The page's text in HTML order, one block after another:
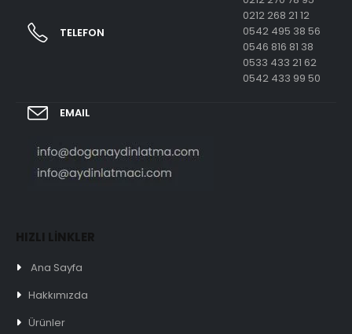
TELEFON
0212 268 21 12
0542 495 38 56
0546 816 81 38
0533 433 21 62
0542 433 99 50
EMAIL
HIZLI LİNKLER
Ana Sayfa
Hakkımızda
Ürünler